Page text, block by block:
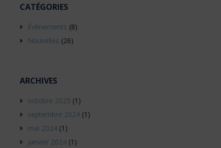
CATÉGORIES
Évènements (8)
Nouvelles (26)
ARCHIVES
octobre 2025 (1)
septembre 2024 (1)
mai 2024 (1)
janvier 2024 (1)